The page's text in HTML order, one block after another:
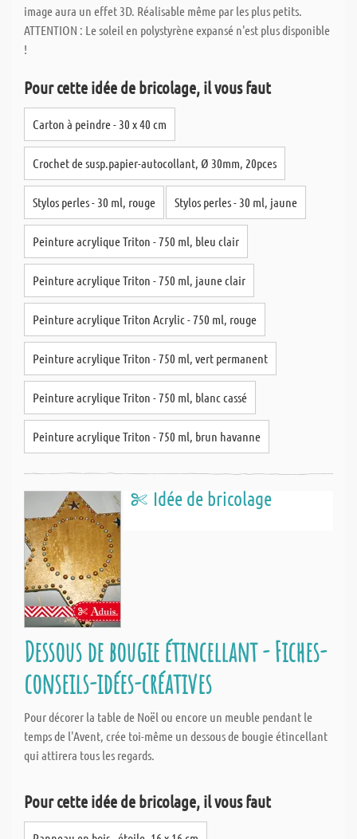
image aura un effet 3D. Réalisable même par les plus petits.
ATTENTION : Le soleil en polystyrène expansé n'est plus disponible
!
Pour cette idée de bricolage, il vous faut
Carton à peindre - 30 x 40 cm
Crochet de susp.papier-autocollant, Ø 30mm, 20pces
Stylos perles - 30 ml, rouge Stylos perles - 30 ml, jaune
Peinture acrylique Triton - 750 ml, bleu clair
Peinture acrylique Triton - 750 ml, jaune clair
Peinture acrylique Triton Acrylic - 750 ml, rouge
Peinture acrylique Triton - 750 ml, vert permanent
Peinture acrylique Triton - 750 ml, blanc cassé
Peinture acrylique Triton - 750 ml, brun havanne
Idée de bricolage
Dessous de bougie étincellant - Fiches-
conseils-idées-créatives
Pour décorer la table de Noël ou encore un meuble pendant le
temps de l'Avent, crée toi-même un dessous de bougie étincellant
qui attirera tous les regards.
Pour cette idée de bricolage, il vous faut